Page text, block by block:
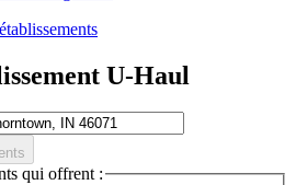
U-Haul
qui offrent :